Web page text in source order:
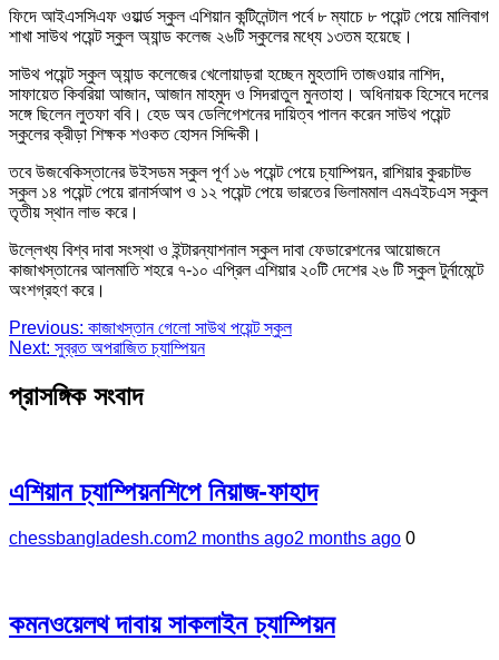
ফিদে আইএসসিএফ ওয়ার্ল্ড স্কুল এশিয়ান কন্টিনেন্টাল পর্বে ৮ ম্যাচে ৮ পয়েন্ট পেয়ে মালিবাগ
শাখা সাউথ পয়েন্ট স্কুল অ্যান্ড কলেজ ২৬টি স্কুলের মধ্যে ১৩তম হয়েছে।
সাউথ পয়েন্ট স্কুল অ্যান্ড কলেজের খেলোয়াড়রা হচ্ছেন মুহতাদি তাজওয়ার নাশিদ,
সাফায়েত কিবরিয়া আজান, আজান মাহমুদ ও সিদরাতুল মুনতাহা। অধিনায়ক হিসেবে দলের
সঙ্গে ছিলেন লুতফা ববি। হেড অব ডেলিগেশনের দায়িত্ব পালন করেন সাউথ পয়েন্ট
স্কুলের ক্রীড়া শিক্ষক শওকত হোসন সিদ্দিকী।
তবে উজবেকিস্তানের উইসডম স্কুল পূর্ণ ১৬ পয়েন্ট পেয়ে চ্যাম্পিয়ন, রাশিয়ার কুরচাটভ
স্কুল ১৪ পয়েন্ট পেয়ে রানার্সআপ ও ১২ পয়েন্ট পেয়ে ভারতের ভিলামমাল এমএইচএস স্কুল
তৃতীয় স্থান লাভ করে।
উল্লেখ্য বিশ্ব দাবা সংস্থা ও ইন্টারন্যাশনাল স্কুল দাবা ফেডারেশনের আয়োজনে
কাজাখস্তানের আলমাতি শহরে ৭-১০ এপ্রিল এশিয়ার ২০টি দেশের ২৬ টি স্কুল টুর্নামেন্টে
অংশগ্রহণ করে।
Post
navigation
Previous: কাজাখস্তান গেলো সাউথ পয়েন্ট স্কুল
Next: সুব্রত অপরাজিত চ্যাম্পিয়ন
প্রাসঙ্গিক সংবাদ
এশিয়ান চ্যাম্পিয়নশিপে নিয়াজ-ফাহাদ
chessbangladesh.com2 months ago2 months ago 0
কমনওয়েলথ দাবায় সাকলাইন চ্যাম্পিয়ন